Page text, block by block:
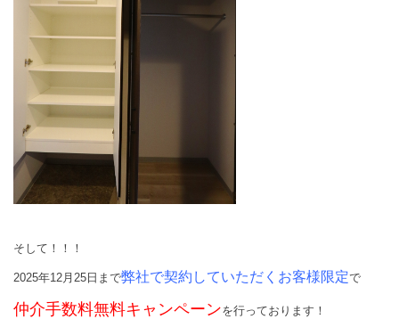
そして！！！
2025年12月25日まで弊社で契約していただくお客様限定で
仲介手数料無料キャンペーンを行っております！